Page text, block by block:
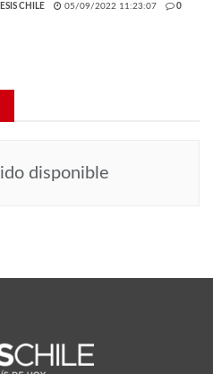
CHILE 05/09/2022 11:23:07 0
disponible